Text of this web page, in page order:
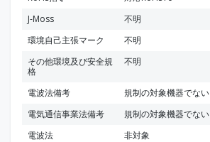
J-Moss
不明
環境自己主張マーク
不明
その他環境及び安全規
格
不明
電波法備考
規制の対象機器でない
電気通信事業法備考
規制の対象機器でない
電波法
非対象